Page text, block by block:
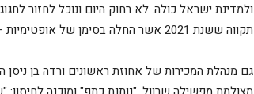
ולמדינת ישראל כולה. לא רחוק היום ונוכל לחזור
תקווה ששנת 2021 אשר החלה בסימן של אופטימיות – תמשיך ותישאר כזו".
גם מנהלת המכירות של אחוזת ראשונים ורדה בן